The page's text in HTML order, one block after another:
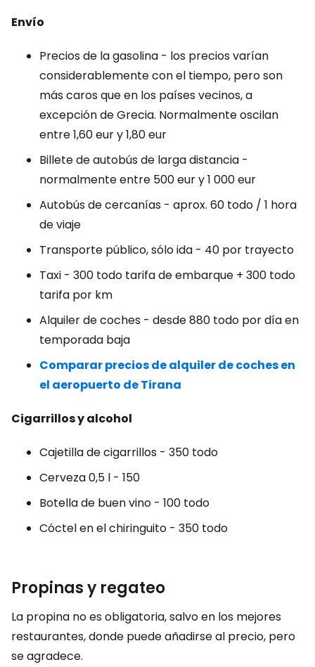
Envío
Precios de la gasolina - los precios varían
considerablemente con el tiempo, pero son
más caros que en los países vecinos, a
excepción de Grecia. Normalmente oscilan
entre 1,60 eur y 1,80 eur
Billete de autobús de larga distancia -
normalmente entre 500 eur y 1 000 eur
Autobús de cercanías - aprox. 60 todo / 1 hora
de viaje
Transporte público, sólo ida - 40 por trayecto
Taxi - 300 todo tarifa de embarque + 300 todo
tarifa por km
Alquiler de coches - desde 880 todo por día en
temporada baja
Comparar precios de alquiler de coches en
el aeropuerto de Tirana
Cigarrillos y alcohol
Cajetilla de cigarrillos - 350 todo
Cerveza 0,5 l - 150
Botella de buen vino - 100 todo
Cóctel en el chiringuito - 350 todo
Propinas y regateo
La propina no es obligatoria, salvo en los mejores
restaurantes, donde puede añadirse al precio, pero
se agradece.